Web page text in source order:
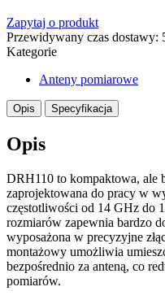
Zapytaj o produkt
Przewidywany czas dostawy:
Kategorie
Anteny pomiarowe
Opis Specyfikacja
Opis
DRH110 to kompaktowa, ale
zaprojektowana do pracy w
częstotliwości od 14 GHz do
rozmiarów zapewnia bardzo
wyposażona w precyzyjne
montażowy umożliwia
bezpośrednio za anteną, co
pomiarów.